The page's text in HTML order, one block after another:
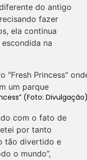
do antigo
fazer
ela continua
na
(Foto:
com o fato de
por tanto
tão divertido e
o mundo”,